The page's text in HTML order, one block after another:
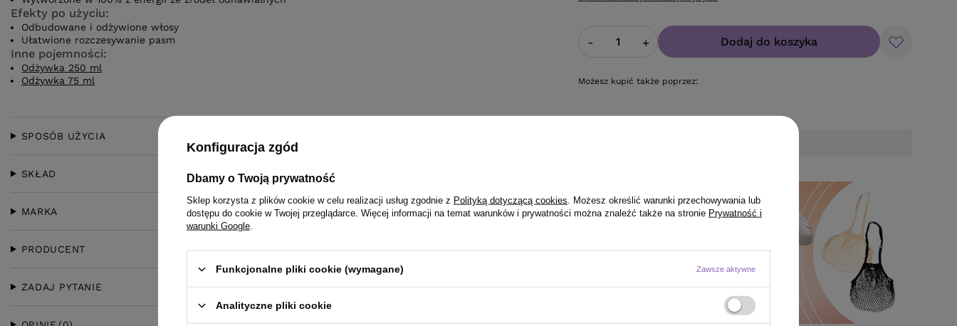
- + Dodaj do koszyka
Możesz kupić także poprzez:
Efekty po użyciu:
Odbudowane i odżywione włosy
Ułatwione rozczesywanie pasm
Inne pojemności:
Odżywka 250 ml
Odżywka 75 ml
SPOSÓB UŻYCIA
SKŁAD
MARKA
PRODUCENT
ZADAJ PYTANIE
Konfiguracja zgód
Dbamy o Twoją prywatność
Sklep korzysta z plików cookie w celu realizacji usług zgodnie z Polityką dotyczącą cookies . Możesz określić warunki przechowywania lub
dostępu do cookie w Twojej przeglądarce. Więcej informacji na temat warunków i prywatności można znaleźć także na stronie Prywatność i
warunki Google
Funkcjonalne pliki cookie (wymagane) Zawsze aktywne
Analityczne pliki cookie